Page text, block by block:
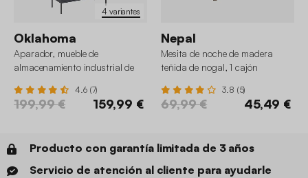
4 variantes
Oklahoma
Aparador, mueble de
almacenamiento industrial de
4.6 (7)
199,99 € 159,99 €
Nepal
Mesita de noche de madera
teñida de nogal, 1 cajón
3.8 (5)
69,99 € 45,49 €
Producto con garantía limitada de 3 años
Servicio de atención al cliente para ayudarle